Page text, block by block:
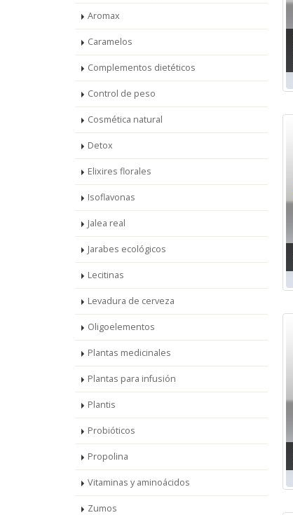
Aromax
Caramelos
Complementos dietéticos
Control de peso
Cosmética natural
Detox
Elixires florales
Isoflavonas
Jalea real
Jarabes ecológicos
Lecitinas
Levadura de cerveza
Oligoelementos
Plantas medicinales
Plantas para infusión
Plantis
Probióticos
Propolina
Vitaminas y aminoácidos
Zumos